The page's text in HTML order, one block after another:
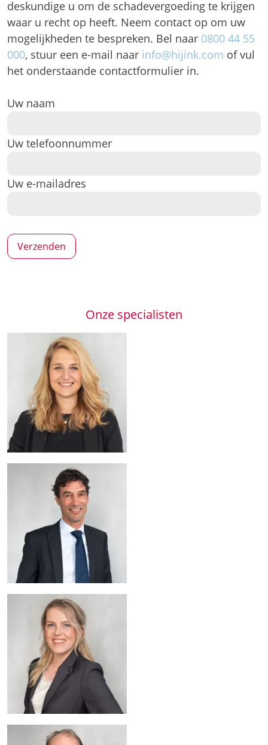
Bij een schadeclaim helpt de bijstand van een
deskundige u om de schadevergoeding te krijgen
waar u recht op heeft. Neem contact op om uw
mogelijkheden te bespreken. Bel naar0800 44 55
000 , stuur een e-mail naarinfo@hijink.com
Onze specialisten